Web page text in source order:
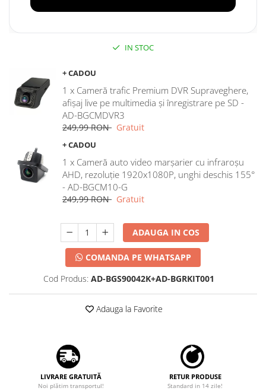
IN STOC
+ CADOU
1 x Cameră trafic Premium DVR Supraveghere,
afișaj live pe multimedia și înregistrare pe SD -
AD-BGCMDVR3
249,99 RON Gratuit
+ CADOU
1 x Cameră auto video marșarier cu infraroșu
AHD, rezoluție 1920x1080P, unghi deschis 155°
- AD-BGCM10-G
249,99 RON Gratuit
ADAUGA IN COS
COMANDA PE WHATSAPP
Cod Produs: AD-BGS90042K+AD-BGRKIT001
Adauga la Favorite
LIVRARE GRATUITĂ
Noi plătim transportul!
RETUR PRODUSE
Standard in 14 zile!